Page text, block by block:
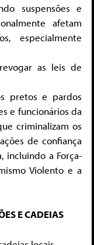
suspensões e
afetam
especialmente
as leis de
pretos e pardos
e funcionários da
criminalizam os
de confiança
incluindo a Força-
Violento e a
E CADEIAS